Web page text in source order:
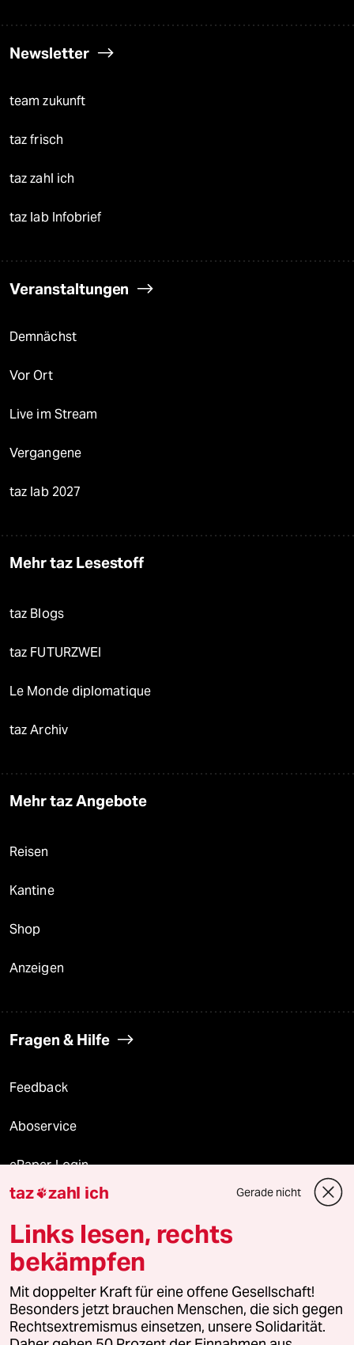
Newsletter
team zukunft
taz frisch
taz zahl ich
taz lab Infobrief
Veranstaltungen
Demnächst
Vor Ort
Live im Stream
Vergangene
taz lab 2027
Mehr taz Lesestoff
taz Blogs
taz FUTURZWEI
Le Monde diplomatique
taz Archiv
Mehr taz Angebote
Reisen
Kantine
Shop
Anzeigen
Fragen & Hilfe
Feedback
Aboservice
ePaper Login
Downloads für Abonnierende
© 2026 taz Verlags und Vertriebs GmbH
Alle Rechte vorbehalten. Bei rechtlichen Fragen oder für Genehmigungen
wenden Sie sich bitte an
lizenzen@taz.de
taz zahl ich Gerade nicht
Links lesen, rechts
bekämpfen
Mit doppelter Kraft für eine offene Gesellschaft!
Besonders jetzt brauchen Menschen, die sich gegen
Rechtsextremismus einsetzen, unsere Solidarität.